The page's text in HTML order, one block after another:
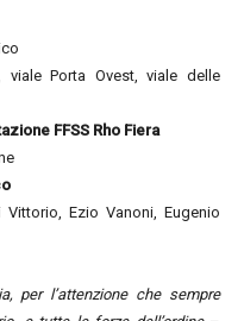
Porta Ovest, viale delle
FFSS Rho Fiera
Ezio Vanoni, Eugenio
per l’attenzione che sempre